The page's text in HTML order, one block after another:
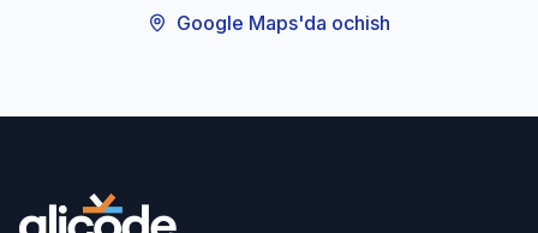
Google Maps'da ochish